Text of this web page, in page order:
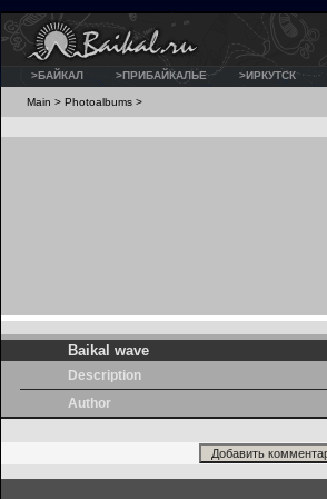
>БАЙКАЛ >ПРИБАЙКАЛЬЕ >ИРКУТСК
Main > Photoalbums >
Baikal wave
Description
Author